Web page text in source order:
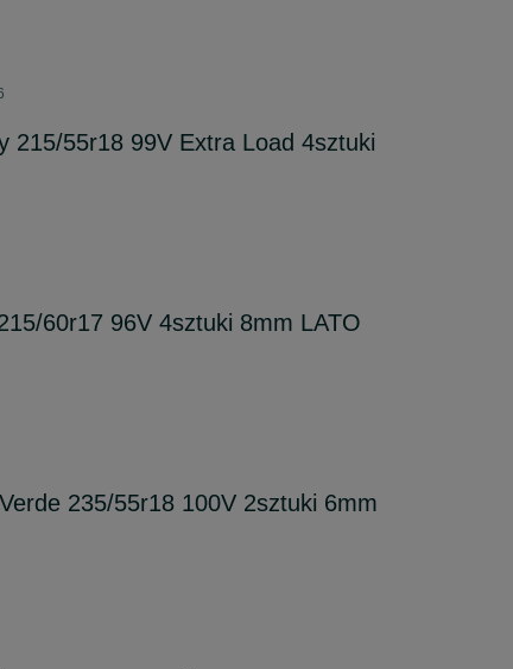
215/55r18 99V Extra Load 4sztuki
60r17 96V 4sztuki 8mm LATO
235/55r18 100V 2sztuki 6mm